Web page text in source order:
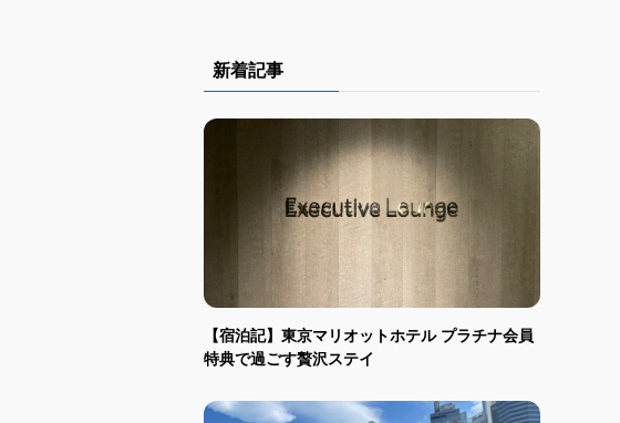
新着記事
【宿泊記】東京マリオットホテル プラチナ会員
特典で過ごす贅沢ステイ